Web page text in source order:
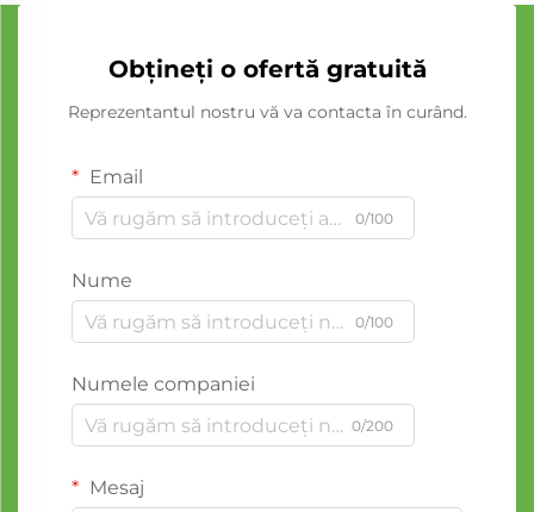
Obțineți o ofertă gratuită
Reprezentantul nostru vă va contacta în curând.
Email
0/100
Nume
0/100
Numele companiei
0/200
Mesaj